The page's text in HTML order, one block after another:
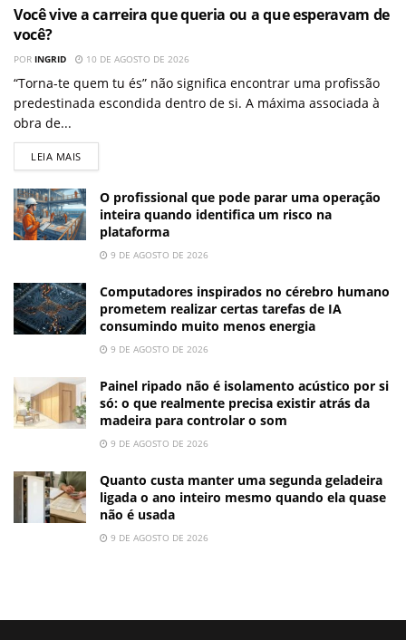
Você vive a carreira que queria ou a que esperavam de
você?
POR INGRID 10 DE AGOSTO DE 2026
“Torna-te quem tu és” não significa encontrar uma profissão
predestinada escondida dentro de si. A máxima associada à
obra de...
LEIA MAIS
O profissional que pode parar uma operação
inteira quando identifica um risco na
plataforma
9 DE AGOSTO DE 2026
Computadores inspirados no cérebro humano
prometem realizar certas tarefas de IA
consumindo muito menos energia
9 DE AGOSTO DE 2026
Painel ripado não é isolamento acústico por si
só: o que realmente precisa existir atrás da
madeira para controlar o som
9 DE AGOSTO DE 2026
Quanto custa manter uma segunda geladeira
ligada o ano inteiro mesmo quando ela quase
não é usada
9 DE AGOSTO DE 2026